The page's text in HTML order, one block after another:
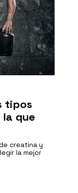
tipos
que
creatina y
la mejor